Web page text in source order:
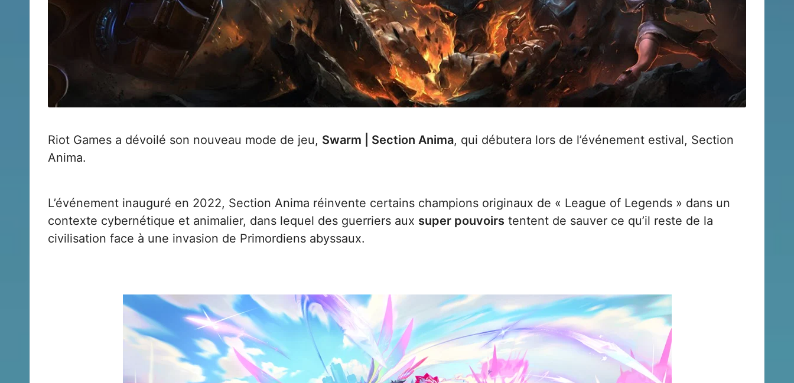
Riot Games a dévoilé son nouveau mode de jeu, Swarm | Section Anima, qui débutera lors de l’événement estival, Section
Anima.
L’événement inauguré en 2022, Section Anima réinvente certains champions originaux de « League of Legends » dans un
contexte cybernétique et animalier, dans lequel des guerriers aux super pouvoirs tentent de sauver ce qu’il reste de la
civilisation face à une invasion de Primordiens abyssaux.